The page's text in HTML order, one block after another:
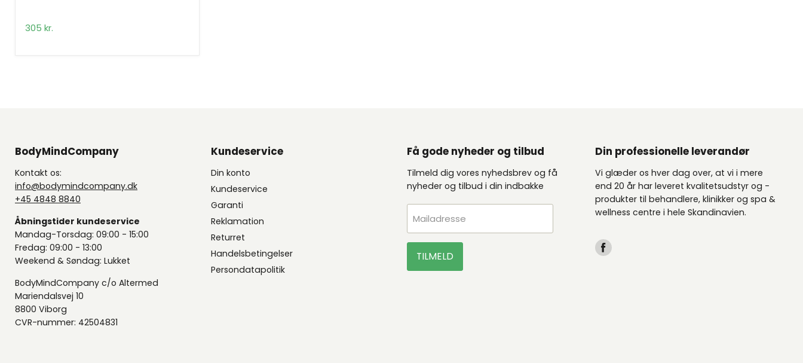
305 kr.
BodyMindCompany
Kontakt os:
info@bodymindcompany.dk
+45 4848 8840
Åbningstider kundeservice
Mandag-Torsdag: 09:00 - 15:00
Fredag: 09:00 - 13:00
Weekend & Søndag: Lukket
BodyMindCompany c/o Altermed
Mariendalsvej 10
8800 Viborg
CVR-nummer: 42504831
Kundeservice
Din konto
Kundeservice
Garanti
Reklamation
Returret
Handelsbetingelser
Persondatapolitik
Få gode nyheder og tilbud
Tilmeld dig vores nyhedsbrev og få
nyheder og tilbud i din indbakke
Mailadresse
TILMELD
Din professionelle leverandør
Vi glæder os hver dag over, at vi i mere
end 20 år har leveret kvalitetsudstyr og -
produkter til behandlere, klinikker og spa &
wellness centre i hele Skandinavien.
Find